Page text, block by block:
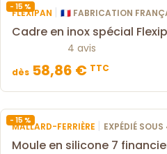
- 15 %
FLEXIPAN | 🇫🇷 FABRICATION
Cadre en inox spécial
4 avis
dès 58,86 € TTC
- 15 %
MALLARD-FERRIÈRE | EXPÉDIÉ
Moule en silicone 7